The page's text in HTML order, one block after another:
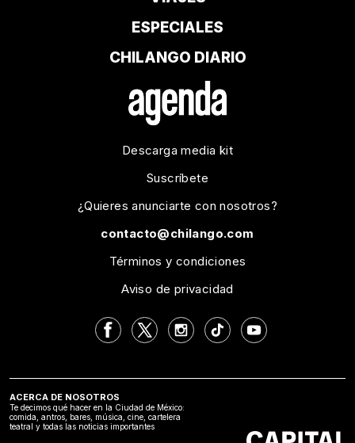
ESPECIALES
CHILANGO DIARIO
Descarga media kit
Suscríbete
¿Quieres anunciarte con nosotros?
contacto@chilango.com
Términos y condiciones
Aviso de privacidad
ACERCA DE NOSOTROS
Te decimos qué hacer en la Ciudad de México:
comida, antros, bares, música, cine, cartelera
teatral y todas las noticias importantes